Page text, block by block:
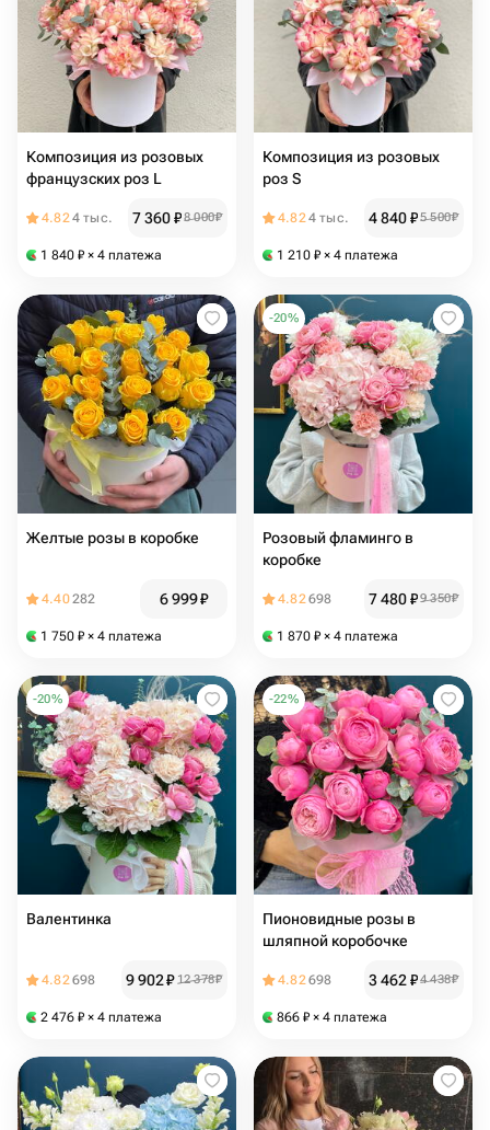
Композиция из розовых
французских роз L
4.824 тыс. 7 360₽8 000₽
1 840 ₽ × 4 платежа
Композиция из розовых
роз S
4.824 тыс. 4 840₽5 500₽
1 210 ₽ × 4 платежа
Желтые розы в коробке
4.40282 6 999₽
1 750 ₽ × 4 платежа
-20%
Розовый фламинго в
коробке
4.82698 7 480₽9 350₽
1 870 ₽ × 4 платежа
-20%
Валентинка
4.82698 9 902₽ 12 378₽
2 476 ₽ × 4 платежа
-22%
Пионовидные розы в
шляпной коробочке
4.82698 3 462₽4 438₽
866 ₽ × 4 платежа